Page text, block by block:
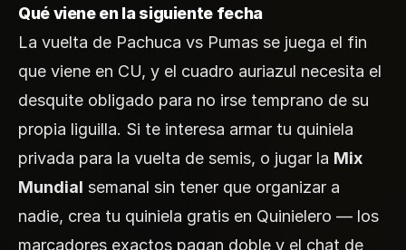
Qué viene en la siguiente fecha
La vuelta de Pachuca vs Pumas se juega el fin
que viene en CU, y el cuadro auriazul necesita el
desquite obligado para no irse temprano de su
propia liguilla. Si te interesa armar tu quiniela
privada para la vuelta de semis, o jugar la Mix
Mundial semanal sin tener que organizar a
nadie, crea tu quiniela gratis en Quinielero — los
marcadores exactos pagan doble y el chat de